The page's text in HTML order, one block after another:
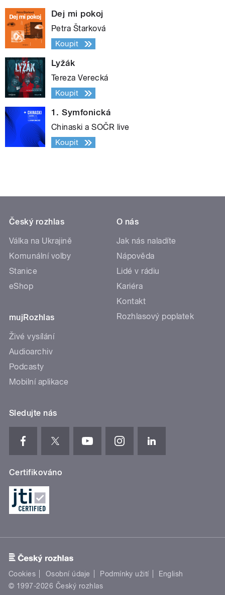
Dej mi pokoj
Petra Štarková
Koupit
Lyžák
Tereza Verecká
Koupit
1. Symfonická
Chinaski a SOČR live
Koupit
Český rozhlas
Válka na Ukrajině
Komunální volby
Stanice
eShop
mujRozhlas
Živé vysílání
Audioarchiv
Podcasty
Mobilní aplikace
O nás
Jak nás naladíte
Nápověda
Lidé v rádiu
Kariéra
Kontakt
Rozhlasový poplatek
Sledujte nás
Certifikováno
Cookies Osobní údaje Podmínky užití
English
© 1997-2026 Český rozhlas